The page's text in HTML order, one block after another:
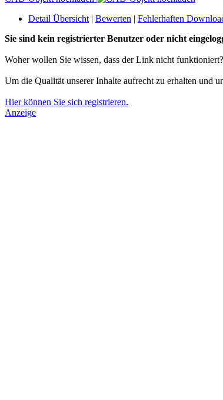
Detail Übersicht | Bewerten | Fehlerhaften
Sie sind kein registrierter Benutzer oder nicht
Woher wollen Sie wissen, dass der Link nicht
Um die Qualität unserer Inhalte aufrecht zu erhalten und
Hier können Sie sich registrieren.
Anzeige